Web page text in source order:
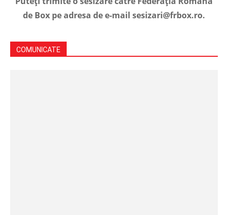
de Box pe adresa de e-mail sesizari@frbox.ro.
COMUNICATE